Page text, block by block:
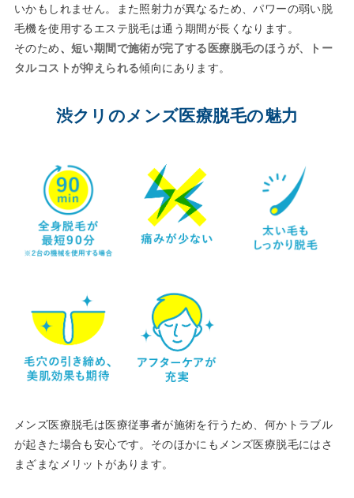
いかもしれません。また照射力が異なるため、パワーの弱い脱
毛機を使用するエステ脱毛は通う期間が長くなります。
そのため、 短い期間で施術が完了する医療脱毛のほうが、トー
タルコストが抑えられる傾向にあります。
渋クリのメンズ医療脱毛の魅力
メンズ医療脱毛は医療従事者が施術を行うため、何かトラブル
が起きた場合も安心です。そのほかにもメンズ医療脱毛にはさ
まざまなメリットがあります。